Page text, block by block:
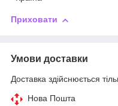
Приховати
Умови доставки
Доставка здійснюється
Нова Пошта